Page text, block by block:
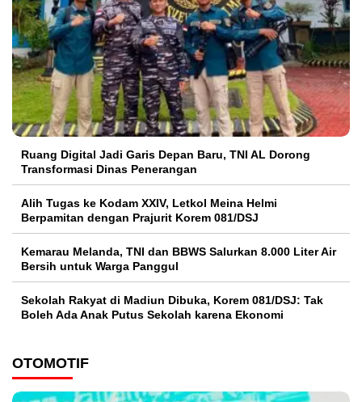
Ruang Digital Jadi Garis Depan Baru, TNI AL Dorong
Transformasi Dinas Penerangan
Alih Tugas ke Kodam XXIV, Letkol Meina Helmi
Berpamitan dengan Prajurit Korem 081/DSJ
Kemarau Melanda, TNI dan BBWS Salurkan 8.000 Liter Air
Bersih untuk Warga Panggul
Sekolah Rakyat di Madiun Dibuka, Korem 081/DSJ: Tak
Boleh Ada Anak Putus Sekolah karena Ekonomi
OTOMOTIF